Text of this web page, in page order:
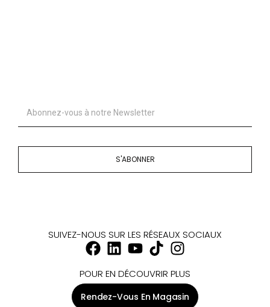
S'ABONNER
SUIVEZ-NOUS SUR LES RÉSEAUX SOCIAUX
POUR EN DÉCOUVRIR PLUS
Rendez-Vous En Magasin